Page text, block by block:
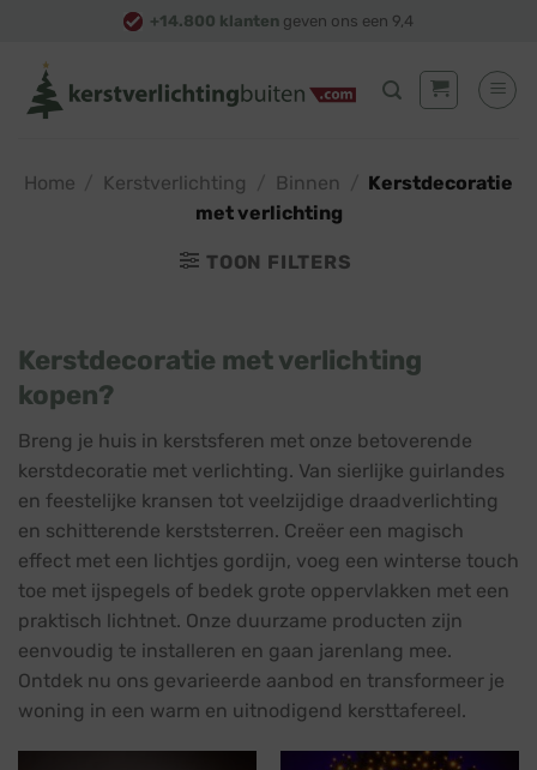
content
+14.800 klanten geven ons een 9,4
Home Kerstverlichting Binnen
Kerstdecoratie
met verlichting
TOON FILTERS
Kerstdecoratie met verlichting
kopen?
Breng je huis in kerstsferen met onze betoverende
kerstdecoratie met verlichting. Van sierlijke guirlandes
en feestelijke kransen tot veelzijdige draadverlichting
en schitterende kerststerren. Creëer een magisch
effect met een lichtjes gordijn, voeg een winterse touch
toe met ijspegels of bedek grote oppervlakken met een
praktisch lichtnet. Onze duurzame producten zijn
eenvoudig te installeren en gaan jarenlang mee.
Ontdek nu ons gevarieerde aanbod en transformeer je
woning in een warm en uitnodigend kersttafereel.